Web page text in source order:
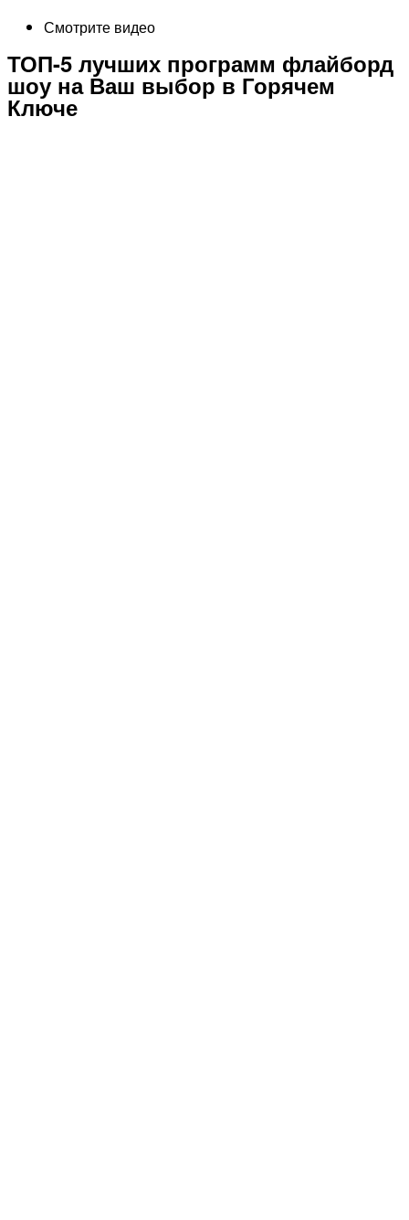
Смотрите видео
ТОП-5 лучших программ флайборд
шоу на Ваш выбор в Горячем
Ключе